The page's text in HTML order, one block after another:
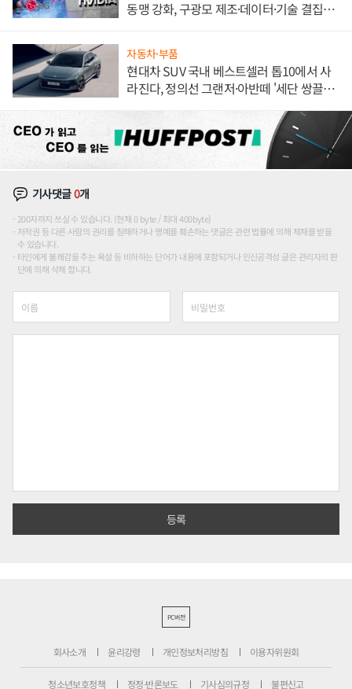
동맹 강화, 구광모 제조·데이터·기술 결집
자동차·부품
현대차 SUV 국내 베스트셀러 톱10에서 사
라진다, 정의선 그랜저·아반떼 '세단 쌍끌
기사댓글0개
200자까지 쓰실 수 있습니다. (현재 0 byte / 최대 400byte)
저작권 등 다른 사람의 권리를 침해하거나 명예를 훼손하는 댓글은 관련 법률에 의해 제재를 받을
수 있습니다.
타인에게 불쾌감을 주는 욕설 등 비하하는 단어가 내용에 포함되거나 인신공격성 글은 관리자의 판
단에 의해 삭제 합니다.
PC버전
회사소개 윤리강령 개인정보처리방침 이용자위원회
청소년보호정책 정정·반론보도 기사심의규정 불편신고